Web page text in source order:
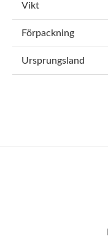
Vikt
Förpackning
Ursprungsland